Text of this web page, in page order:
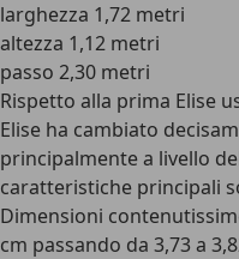
larghezza 1,72 metri
altezza 1,12 metri
passo 2,30 metri
Rispetto alla prima Elise
Elise ha cambiato
principalmente a livello
caratteristiche principali
Dimensioni
cm passando da 3,73 a